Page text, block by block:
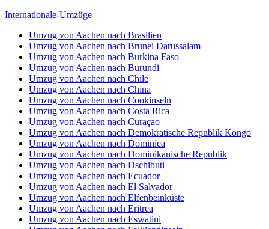
Internationale-Umzüge
Umzug von Aachen nach Brasilien
Umzug von Aachen nach Brunei Darussalam
Umzug von Aachen nach Burkina Faso
Umzug von Aachen nach Burundi
Umzug von Aachen nach Chile
Umzug von Aachen nach China
Umzug von Aachen nach Cookinseln
Umzug von Aachen nach Costa Rica
Umzug von Aachen nach Curaçao
Umzug von Aachen nach Demokratische Republik Kongo
Umzug von Aachen nach Dominica
Umzug von Aachen nach Dominikanische Republik
Umzug von Aachen nach Dschibuti
Umzug von Aachen nach Ecuador
Umzug von Aachen nach El Salvador
Umzug von Aachen nach Elfenbeinküste
Umzug von Aachen nach Eritrea
Umzug von Aachen nach Eswatini